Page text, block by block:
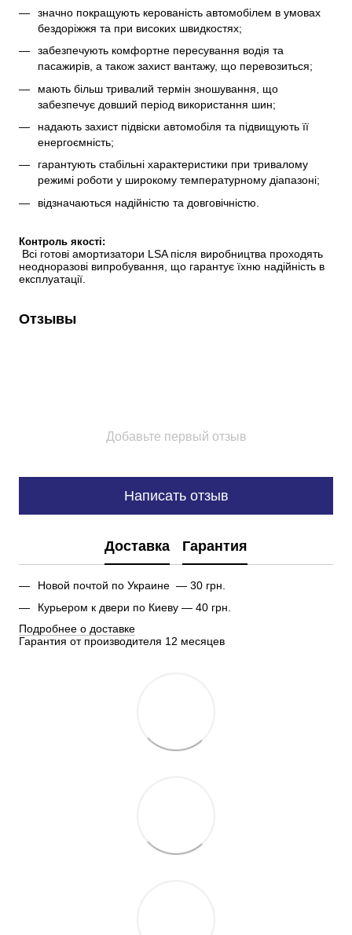
значно покращують керованість автомобілем в умовах
бездоріжжя та при високих швидкостях;
забезпечують комфортне пересування водія та
пасажирів, а також захист вантажу, що перевозиться;
мають більш тривалий термін зношування, що
забезпечує довший період використання шин;
надають захист підвіски автомобіля та підвищують її
енергоємність;
гарантують стабільні характеристики при тривалому
режимі роботи у широкому температурному діапазоні;
відзначаються надійністю та довговічністю.
Контроль якості:
неодноразові випробування, що гарантує їхню надійність в
експлуатації.
Отзывы
Добавьте первый отзыв
Написать отзыв
Доставка Гарантия
Новой почтой по Украине — 30 грн.
Курьером к двери по Киеву — 40 грн.
Подробнее о доставке
Гарантия от производителя 12 месяцев